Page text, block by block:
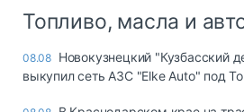
Топливо, масла и
08.08 Новокузнецкий "Кузбасский
выкупил сеть АЗС "Elke Auto" под